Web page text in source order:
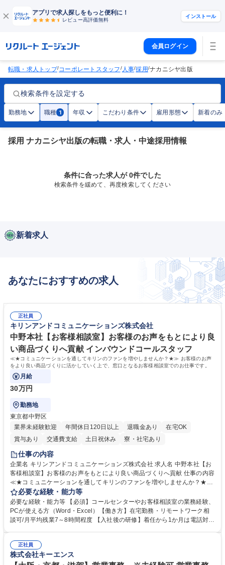
アプリで求人探しをもっと便利に！
レビュー高評価無料
インストール
会員ログイン
転職・求人トップ/コーポレートスタッフ/人事/採用/ナカニシヤ出版
検索条件を設定する
勤務地 職種 1 年収 こだわり条件 雇用形態 新着のみ
採用 ナカニシヤ出版の転職・求人・中途採用情報
条件に合った求人が 0件でした
検索条件を緩めて、再度検索してください
新着求人
あなたにおすすめの求人
正社員
キリンアンドコミュニケーションズ株式会社
中野本社【お客様相談室】お客様のお声をもとにより良
い商品づくりへ貢献 インバウンドコールスタッフ
≪★コミュニケーションを通してキリンのファンを増やしませんか？★≫ お客様のお声
をより良い商品づくりに活かしていく上で、窓口となるお客様相談室でのお仕事です。
月給
30万円
勤務地
東京都中野区
業界未経験歓迎
年間休日120日以上 退職金あり
在宅OK
賞与あり
交通費支給 土日祝休み 寮・社宅あり
仕事の内容
企業名 キリンアンドコミュニケーションズ株式会社 求人名 中野本社【お
客様相談室】お客様のお声をもとにより良い商品づくりへ貢献 仕事の内容
≪★コミュニケーションを通してキリンのファンを増やしませんか？★≫
お客様のお声をより良い商品づくりに活かしていく上で、窓口となるお客
様相談室でのお仕事です。 日々お客様からいただくキリングループへのご
意見を、企業活動に活かしています。お客様からの声に迅速かつ誠意をも
って対応、情報提供するとともにグループ内活動に反映しています。 【具
平均100件前後■メール・手紙：同上40件前後 募集職種 中野本社【お客様
相談室】お客様のお声をもとにより良い商品づくりへ貢献
必要な経験・能力等
必要な経験・能力等 【必須】コールセンターやお客様相談室の業務経験、
PCが使える方（Word・Excel）【働き方】在宅勤務・リモートワーク相
談可/月平均残業7～8時間程度 【入社後の研修】着任から1か月は電話対応
すのでご安心ください。 【当社について】キリングループの広報機能を担
う会社として、お客様との出会いを大切にし、磨き上げたホスピタリティ
正社員
株式会社キーエンス